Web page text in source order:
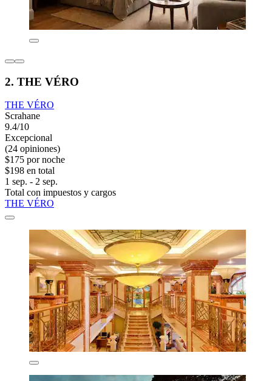
2. THE VÉRO
THE VÉRO
Scrahane
9.4/10
Excepcional
(24 opiniones)
$175 por noche
$198 en total
1 sep. - 2 sep.
Total con impuestos y cargos
THE VÉRO